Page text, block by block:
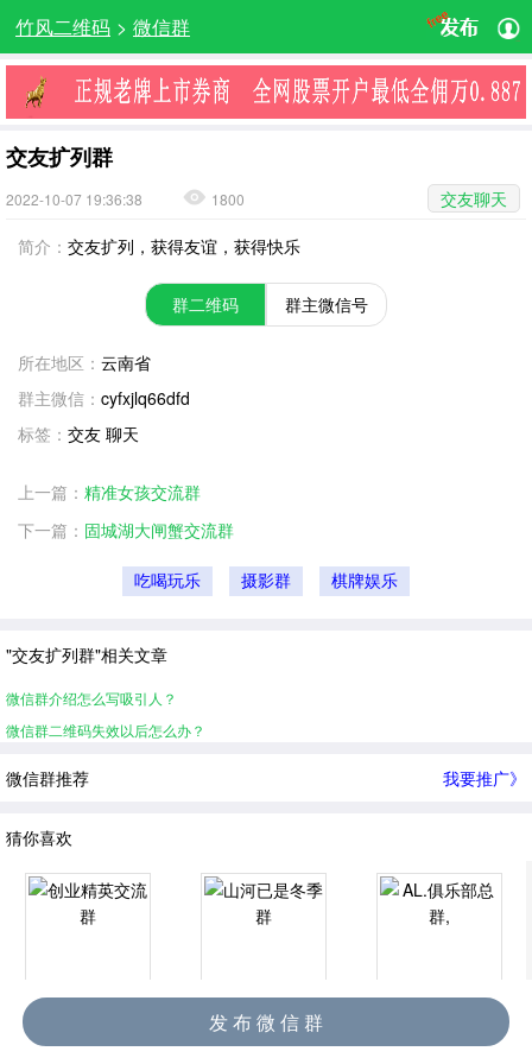
竹风二维码 > 微信群
交友扩列群
2022-10-07 19:36:38 1800
交友聊天
简介： 交友扩列，获得友谊，获得快乐
群二维码 群主微信号
所在地区： 云南省
群主微信： cyfxjlq66dfd
标签： 交友 聊天
上一篇： 精准女孩交流群
下一篇： 固城湖大闸蟹交流群
吃喝玩乐 摄影群 棋牌娱乐
"交友扩列群"相关文章
微信群介绍怎么写吸引人？
微信群二维码失效以后怎么办？
微信群推荐 我要推广》
猜你喜欢
创业精英交流群 山河已是冬季群
发 布 微 信 群